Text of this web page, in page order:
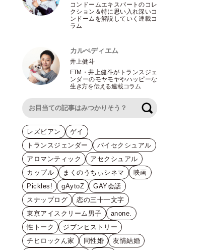
コンドームエキスパートのコレ
クション＆特に思い入れ深いコ
ンドームを解説していく連載コ
ラム
カルぺディエム
井上健斗
FTM ・井上健斗がトランスジェ
ンダーのモヤモヤやハッピーな
生き方を伝える連載コラム
レズビアン
ゲイ
トランスジェンダー
バイセクシュアル
アロマンティック
アセクシュアル
カップル
まくのうちぃシネマ
映画
Pickles!
gAytoZ
GAY会話
スナップログ
恋の三十一文字
東京アイスクリーム男子
anone.
性トーク
ジブンヒストリー
チヒロックん家
同性婚
友情結婚